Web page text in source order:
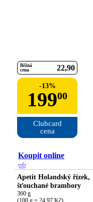
Běžná
cena
22 90
-13%
19900
Clubcard
cena
Koupit online
Apetit Holandský řízek,
šťouchané brambory
360 g
(100 g = 24,97 Kč)